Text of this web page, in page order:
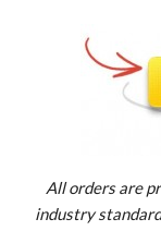
All orders are
industry